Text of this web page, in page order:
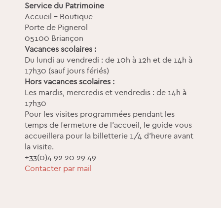
Service du Patrimoine
Accueil - Boutique
Porte de Pignerol
05100 Briançon
Vacances scolaires :
Du lundi au vendredi : de 10h à 12h et de 14h à
17h30 (sauf jours fériés)
Hors vacances scolaires :
Les mardis, mercredis et vendredis : de 14h à
17h30
Pour les visites programmées pendant les
temps de fermeture de l'accueil, le guide vous
accueillera pour la billetterie 1/4 d'heure avant
la visite.
+33(0)4 92 20 29 49
Contacter par mail